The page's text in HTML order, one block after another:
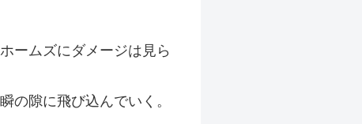
ームズにダメージは見ら
の隙に飛び込んでいく。